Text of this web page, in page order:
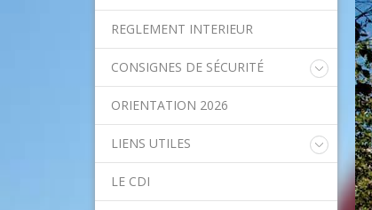
REGLEMENT INTERIEUR
CONSIGNES DE SÉCURITÉ
ORIENTATION 2026
LIENS UTILES
LE CDI